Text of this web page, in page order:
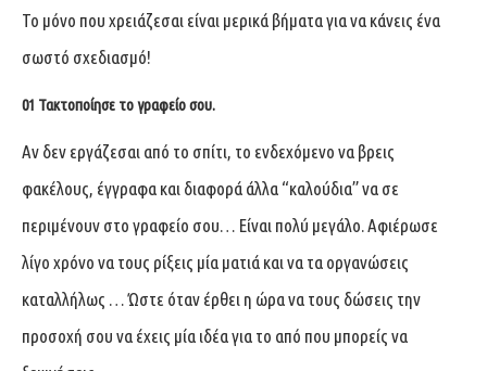
Το μόνο που χρειάζεσαι είναι μερικά βήματα για να κάνεις ένα
σωστό σχεδιασμό!
01 Τακτοποίησε το γραφείο σου.
Αν δεν εργάζεσαι από το σπίτι, το ενδεχόμενο να βρεις
φακέλους, έγγραφα και διαφορά άλλα “καλούδια” να σε
περιμένουν στο γραφείο σου… Είναι πολύ μεγάλο. Αφιέρωσε
λίγο χρόνο να τους ρίξεις μία ματιά και να τα οργανώσεις
καταλλήλως … Ώστε όταν έρθει η ώρα να τους δώσεις την
προσοχή σου να έχεις μία ιδέα για το από που μπορείς να